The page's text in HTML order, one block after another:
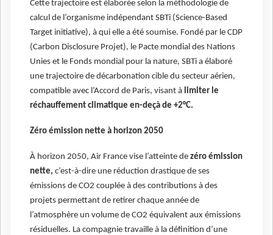
Cette trajectoire est élaborée selon la méthodologie de
calcul de l’organisme indépendant SBTi (Science-Based
Target initiative), à qui elle a été soumise. Fondé par le CDP
(Carbon Disclosure Projet), le Pacte mondial des Nations
Unies et le Fonds mondial pour la nature, SBTi a élaboré
une trajectoire de décarbonation cible du secteur aérien,
compatible avec l’Accord de Paris, visant à limiter le
réchauffement climatique en-deçà de +2°C.
Zéro émission nette à horizon 2050
À horizon 2050, Air France vise l’atteinte de zéro émission
nette, c’est-à-dire une réduction drastique de ses
émissions de CO2 couplée à des contributions à des
projets permettant de retirer chaque année de
l’atmosphère un volume de CO2 équivalent aux émissions
résiduelles. La compagnie travaille à la définition d’une